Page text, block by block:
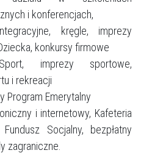
i konferencjach,
kręgle, imprezy
konkursy firmowe
imprezy sportowe,
i rekreacji
Program Emerytalny
i internetowy, Kafeteria
Socjalny, bezpłatny
zagraniczne.